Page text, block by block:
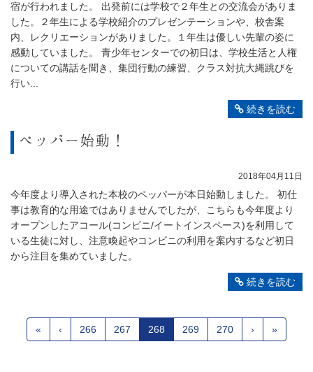
宿が行われました。 出発前には学校で２年生との交流会がありま
した。２年生による学校紹介のプレゼンテーションや、校舎案
内、レクリエーションがありました。１年生は優しい先輩の姿に
感動していました。 青少年センターでの初日は、学校生活と人権
についての講話を聞き、集団行動の練習、クラス対抗大縄跳びを
行い...
続きを読む
ペッパー始動！
2018年04月11日
今年度より導入された本校のペッパーが本日始動しました。 初仕
事は教育的な用途ではありませんでしたが、こちらも今年度より
オープンしたアコール(コンビニ/イートインスペース)を利用して
いる生徒に対し、注意喚起やコンビニの利用を案内するなど初日
から注目を集めていました。
続きを読む
« ‹ 266 267 268 269 270 › »